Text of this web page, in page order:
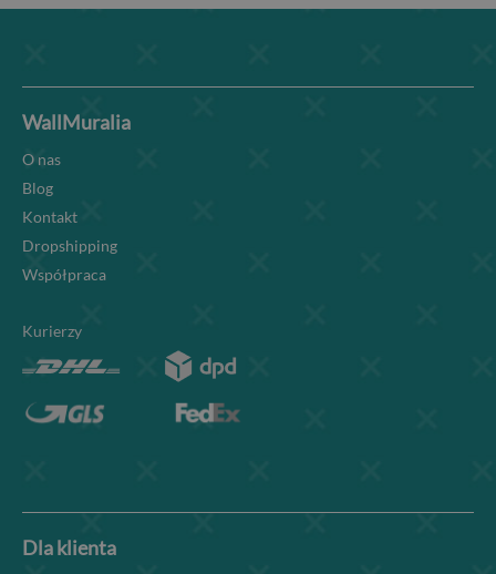
WallMuralia
O nas
Blog
Kontakt
Dropshipping
Współpraca
Kurierzy
Dla klienta